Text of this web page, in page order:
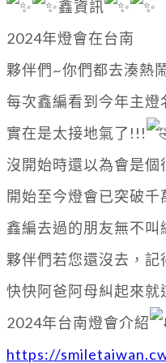
鑫資訊
2024年燈會在台南
夥伴們~你們都去湊熱
每次鑫編看到今年主
實在是太接地氣了!!!
沒開始時還以為會是
開始至今燈會已突破
鑫編去過的朋友無不叫
夥伴們若您還沒去，
快快阿爸阿母糾起來
2024年台南燈會介紹
https://